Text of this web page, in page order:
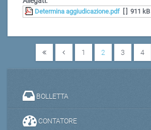
Determina aggiudicazione.pdf 911 kB
1 2 3 4
BOLLETTA
CONTATORE